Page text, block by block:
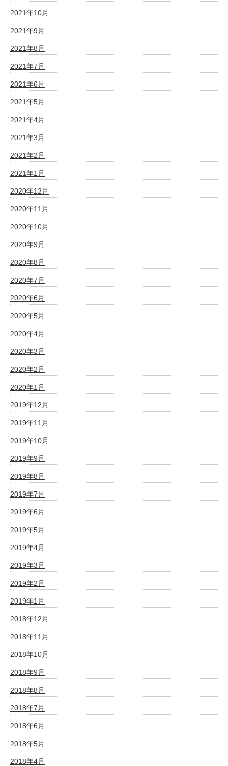
2021年10月
2021年9月
2021年8月
2021年7月
2021年6月
2021年5月
2021年4月
2021年3月
2021年2月
2021年1月
2020年12月
2020年11月
2020年10月
2020年9月
2020年8月
2020年7月
2020年6月
2020年5月
2020年4月
2020年3月
2020年2月
2020年1月
2019年12月
2019年11月
2019年10月
2019年9月
2019年8月
2019年7月
2019年6月
2019年5月
2019年4月
2019年3月
2019年2月
2019年1月
2018年12月
2018年11月
2018年10月
2018年9月
2018年8月
2018年7月
2018年6月
2018年5月
2018年4月